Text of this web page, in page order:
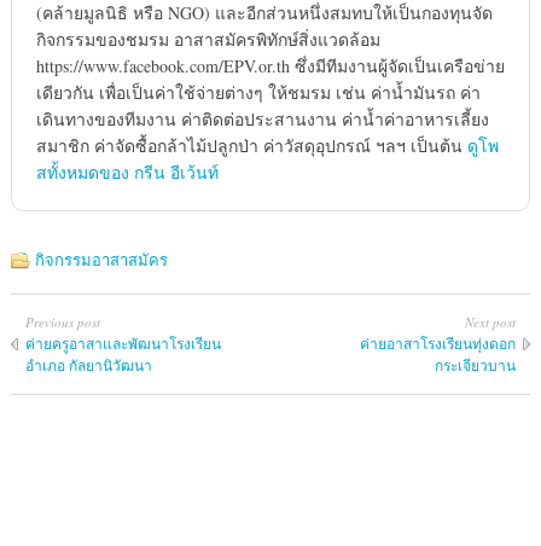
(คล้ายมูลนิธิ หรือ NGO) และอีกส่วนหนึ่งสมทบให้เป็นกองทุนจัด
กิจกรรมของชมรม อาสาสมัครพิทักษ์สิ่งแวดล้อม
https://www.facebook.com/EPV.or.th ซึ่งมีทีมงานผู้จัดเป็นเครือข่าย
เดียวกัน เพื่อเป็นค่าใช้จ่ายต่างๆ ให้ชมรม เช่น ค่าน้ำมันรถ ค่า
เดินทางของทีมงาน ค่าติดต่อประสานงาน ค่าน้ำค่าอาหารเลี้ยง
สมาชิก ค่าจัดซื้อกล้าไม้ปลูกป่า ค่าวัสดุอุปกรณ์ ฯลฯ เป็นต้น ดูโพ
สทั้งหมดของ กรีน อีเว้นท์
กิจกรรมอาสาสมัคร
Previous post
ค่ายครูอาสาและพัฒนาโรงเรียน
อำเภอ กัลยานิวัฒนา
Next post
ค่ายอาสาโรงเรียนทุ่งดอก
กระเจียวบาน